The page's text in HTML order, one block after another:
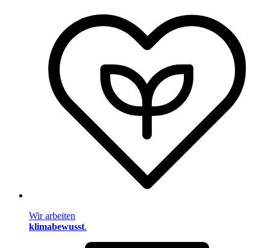
Wir arbeiten
klimabewusst.